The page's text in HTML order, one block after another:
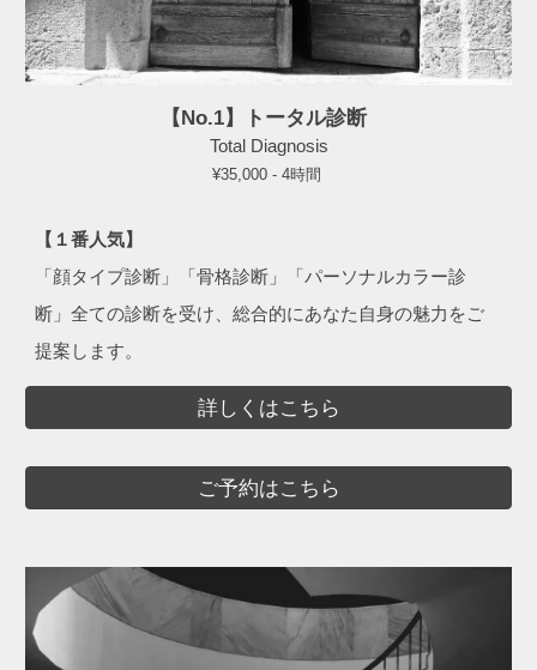
【No.1】トータル診断
Total Diagnosis
¥35,000 - 4時間
【１番人気】
「顔タイプ診断」「骨格診断」「パーソナルカラー診
断」全ての診断を受け、総合的にあなた自身の魅力をご
提案します。
詳しくはこちら
ご予約はこちら